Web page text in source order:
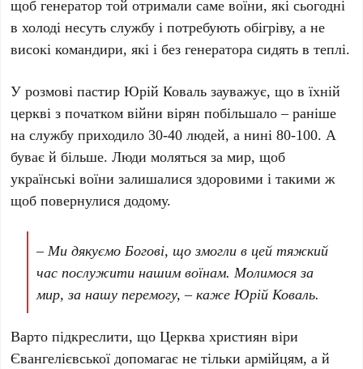
щоб генератор той отримали саме воїни, які сьогодні
в холоді несуть службу і потребують обігріву, а не
високі командири, які і без генератора сидять в теплі.
У розмові пастир Юрій Коваль зауважує, що в їхній
церкві з початком війни вірян побільшало – раніше
на службу приходило 30-40 людей, а нині 80-100. А
буває й більше. Люди моляться за мир, щоб
українські воїни залишалися здоровими і такими ж
щоб повернулися додому.
– Ми дякуємо Богові, що змогли в цей тяжкий
час послужити нашим воїнам. Молимося за
мир, за нашу перемогу, – каже Юрій Коваль.
Варто підкреслити, що Церква християн віри
Євангелієвської допомагає не тільки армійцям, а й